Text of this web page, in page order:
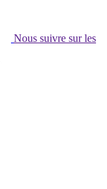
Nous suivre sur les